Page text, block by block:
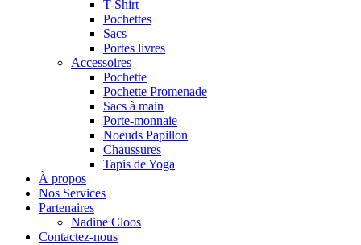
T-Shirt
Pochettes
Sacs
Portes livres
Accessoires
Pochette
Pochette Promenade
Sacs à main
Porte-monnaie
Noeuds Papillon
Chaussures
Tapis de Yoga
À propos
Nos Services
Partenaires
Nadine Cloos
Contactez-nous